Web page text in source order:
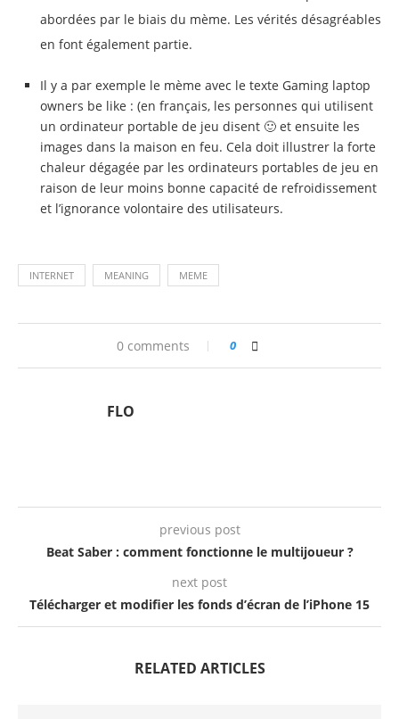
abordées par le biais du mème. Les vérités désagréables
en font également partie.
Il y a par exemple le mème avec le texte Gaming laptop
owners be like : (en français, les personnes qui utilisent
un ordinateur portable de jeu disent 🙂 et ensuite les
images dans la maison en feu. Cela doit illustrer la forte
chaleur dégagée par les ordinateurs portables de jeu en
raison de leur moins bonne capacité de refroidissement
et l’ignorance volontaire des utilisateurs.
INTERNET MEANING MEME
0 comments 0
FLO
previous post
Beat Saber : comment fonctionne le multijoueur ?
next post
Télécharger et modifier les fonds d’écran de l’iPhone 15
RELATED ARTICLES